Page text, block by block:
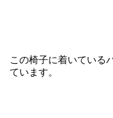
この椅子に着いている
ています。